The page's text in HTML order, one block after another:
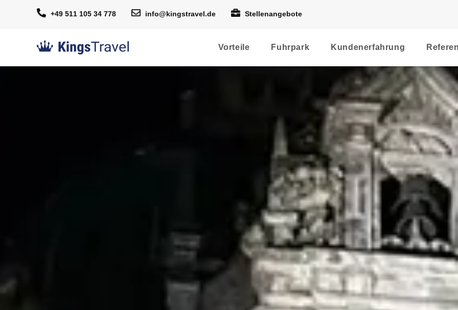
+49 511 105 34 778 info@kingstravel.de Stellenangebote
Vorteile Fuhrpark Kundenerfahrung